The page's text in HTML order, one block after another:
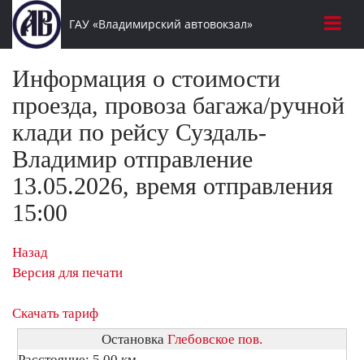
ГАУ «Владимирский автовокзал»
Информация о стоимости
проезда, провоза багажа/ручной
клади по рейсу Суздаль-
Владимир отправление
13.05.2026, время отправления
15:00
Назад
Версия для печати
Скачать тариф
Остановка Глебовское пов.